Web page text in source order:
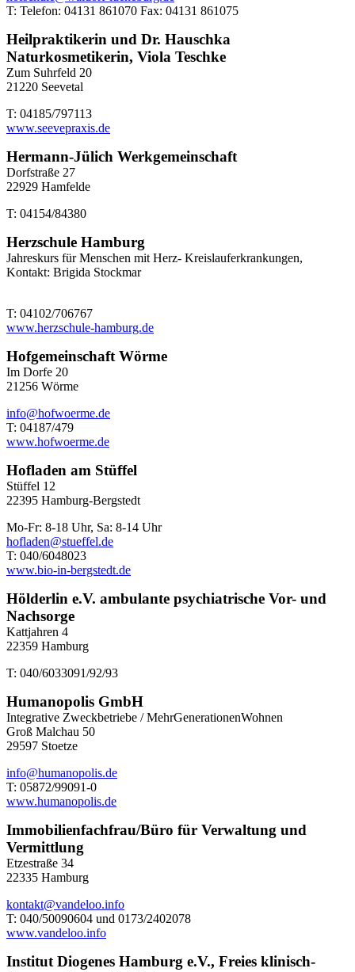
T: Telefon: 04131 861070 Fax: 04131 861075
Heilpraktikerin und Dr. Hauschka
Naturkosmetikerin, Viola Teschke
Zum Suhrfeld 20
21220 Seevetal
T: 04185/797113
www.seevepraxis.de
Hermann-Jülich Werkgemeinschaft
Dorfstraße 27
22929 Hamfelde
T: 04154/84380
Herzschule Hamburg
Jahreskurs für Menschen mit Herz- Kreislauferkrankungen,
Kontakt: Brigida Stockmar
T: 04102/706767
www.herzschule-hamburg.de
Hofgemeinschaft Wörme
Im Dorfe 20
21256 Wörme
info@hofwoerme.de
T: 04187/479
www.hofwoerme.de
Hofladen am Stüffel
Stüffel 12
22395 Hamburg-Bergstedt
Mo-Fr: 8-18 Uhr, Sa: 8-14 Uhr
hofladen@stueffel.de
T: 040/6048023
www.bio-in-bergstedt.de
Hölderlin e.V. ambulante psychiatrische Vor- und
Nachsorge
Kattjahren 4
22359 Hamburg
T: 040/6033091/92/93
Humanopolis GmbH
Integrative Zweckbetriebe / MehrGenerationenWohnen
Groß Malchau 50
29597 Stoetze
info@humanopolis.de
T: 05872/99091-0
www.humanopolis.de
Immobilienfachfrau/Büro für Verwaltung und
Vermittlung
Etzestraße 34
22335 Hamburg
kontakt@vandeloo.info
T: 040/50090604 und 0173/2402078
www.vandeloo.info
Institut Diogenes Hamburg e.V., Freies klinisch-